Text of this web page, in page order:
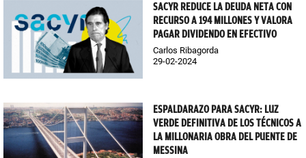
SACYR REDUCE LA DEUDA NETA CON
RECURSO A 194 MILLONES Y VALORA
PAGAR DIVIDENDO EN EFECTIVO
Carlos Ribagorda
29-02-2024
ESPALDARAZO PARA SACYR: LUZ
VERDE DEFINITIVA DE LOS TÉCNICOS A
LA MILLONARIA OBRA DEL PUENTE DE
MESSINA